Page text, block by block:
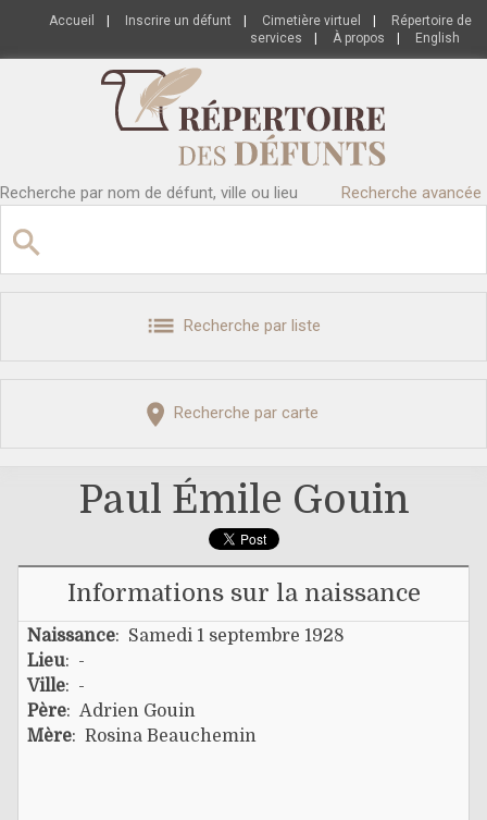
Accueil Inscrire un défunt Cimetière virtuel
Répertoire de
services
À propos English
Recherche par nom de défunt, ville ou lieu Recherche avancée
Recherche par liste
Recherche par carte
Paul Émile Gouin
Informations sur la naissance
Naissance: Samedi 1 septembre 1928
Lieu: -
Ville: -
Père: Adrien Gouin
Mère: Rosina Beauchemin